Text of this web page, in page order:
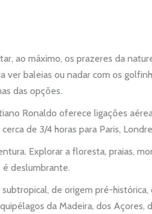
ao máximo, os prazeres da
ver baleias ou nadar com os
das opções.
Ronaldo oferece ligações
de 3/4 horas para Paris,
Explorar a floresta, praias,
é deslumbrante.
de origem pré-
da Madeira, dos Açores,